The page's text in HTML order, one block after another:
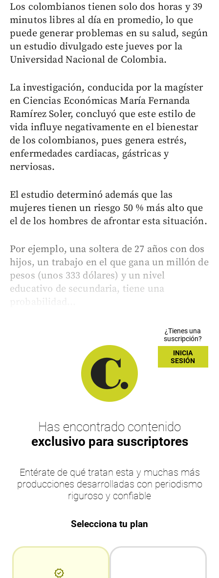
Los colombianos tienen solo dos horas y 39
minutos libres al día en promedio, lo que
puede generar problemas en su salud, según
un estudio divulgado este jueves por la
Universidad Nacional de Colombia.
La investigación, conducida por la magíster
en Ciencias Económicas María Fernanda
Ramírez Soler, concluyó que este estilo de
vida influye negativamente en el bienestar
de los colombianos, pues genera estrés,
enfermedades cardiacas, gástricas y
nerviosas.
El estudio determinó además que las
mujeres tienen un riesgo 50 % más alto que
el de los hombres de afrontar esta situación.
Por ejemplo, una soltera de 27 años con dos
hijos, un trabajo en el que gana un millón de
pesos (unos 333 dólares) y un nivel
educativo de secundaria, tiene una
probabilidad...
¿Tienes una
suscripción?
INICIA
SESIÓN
Has encontrado contenido
exclusivo para suscriptores
Entérate de qué tratan esta y muchas más
producciones desarrolladas con periodismo
riguroso y confiable
Selecciona tu plan